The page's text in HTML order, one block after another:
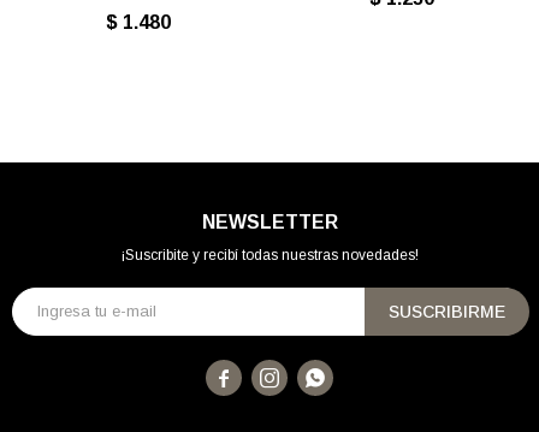
$ 1.480
NEWSLETTER
¡Suscribite y recibí todas nuestras novedades!
SUSCRIBIRME
  